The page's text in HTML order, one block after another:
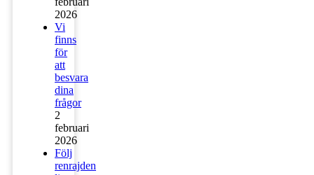
2026
Vi
finns
för
att
besvara
dina
frågor
2
februari
2026
Följ
renrajden